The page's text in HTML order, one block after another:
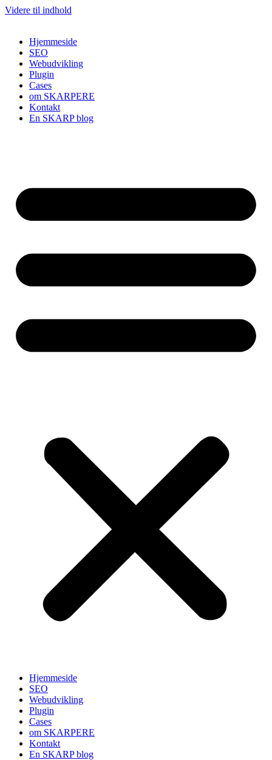
Videre til indhold
Hjemmeside
SEO
Webudvikling
Plugin
Cases
om SKARPERE
Kontakt
En SKARP blog
Hjemmeside
SEO
Webudvikling
Plugin
Cases
om SKARPERE
Kontakt
En SKARP blog